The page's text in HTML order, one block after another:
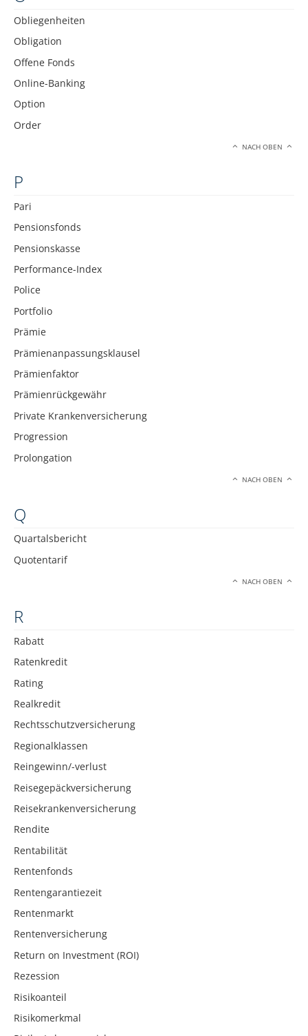
Obliegenheiten
Obligation
Offene Fonds
Online-Banking
Option
Order
NACH OBEN
P
Pari
Pensionsfonds
Pensionskasse
Performance-Index
Police
Portfolio
Prämie
Prämienanpassungsklausel
Prämienfaktor
Prämienrückgewähr
Private Krankenversicherung
Progression
Prolongation
NACH OBEN
Q
Quartalsbericht
Quotentarif
NACH OBEN
R
Rabatt
Ratenkredit
Rating
Realkredit
Rechtsschutzversicherung
Regionalklassen
Reingewinn/-verlust
Reisegepäckversicherung
Reisekrankenversicherung
Rendite
Rentabilität
Rentenfonds
Rentengarantiezeit
Rentenmarkt
Rentenversicherung
Return on Investment (ROI)
Rezession
Risikoanteil
Risikomerkmal